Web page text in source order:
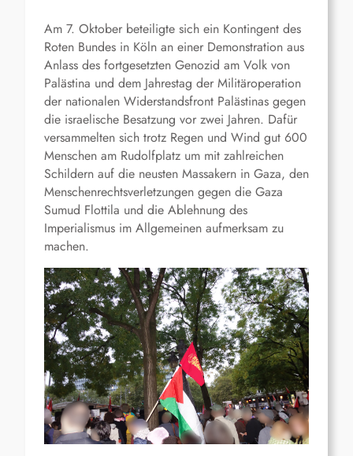
Am 7. Oktober beteiligte sich ein Kontingent des
Roten Bundes in Köln an einer Demonstration aus
Anlass des fortgesetzten Genozid am Volk von
Palästina und dem Jahrestag der Militäroperation
der nationalen Widerstandsfront Palästinas gegen
die israelische Besatzung vor zwei Jahren. Dafür
versammelten sich trotz Regen und Wind gut 600
Menschen am Rudolfplatz um mit zahlreichen
Schildern auf die neusten Massakern in Gaza, den
Menschenrechtsverletzungen gegen die Gaza
Sumud Flottila und die Ablehnung des
Imperialismus im Allgemeinen aufmerksam zu
machen.